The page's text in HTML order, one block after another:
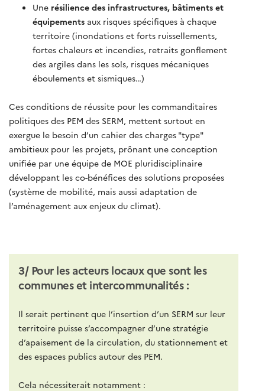
Une résilience des infrastructures, bâtiments et
équipements aux risques spécifiques à chaque
territoire (inondations et forts ruissellements,
fortes chaleurs et incendies, retraits gonflement
des argiles dans les sols, risques mécaniques
éboulements et sismiques…)
Ces conditions de réussite pour les commanditaires
politiques des PEM des SERM, mettent surtout en
exergue le besoin d’un cahier des charges "type"
ambitieux pour les projets, prônant une conception
unifiée par une équipe de MOE pluridisciplinaire
développant les co-bénéfices des solutions proposées
(système de mobilité, mais aussi adaptation de
l’aménagement aux enjeux du climat).
3/ Pour les acteurs locaux que sont les
communes et intercommunalités :
Il serait pertinent que l’insertion d’un SERM sur leur
territoire puisse s’accompagner d’une stratégie
d’apaisement de la circulation, du stationnement et
des espaces publics autour des PEM.
Cela nécessiterait notamment :